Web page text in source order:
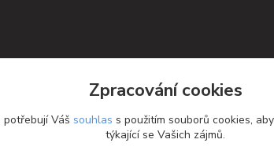
Zpracování cookies
Váš souhlas s použitím souborů cookies,
týkající se Vašich zájmů.